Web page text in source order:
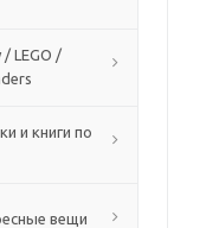
/ LEGO /
и книги по
вещи
Dawnwalker